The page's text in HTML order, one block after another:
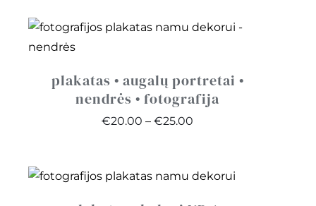
plakatas • augalų portretai •
nendrės • fotografija
€20.00 – €25.00
through